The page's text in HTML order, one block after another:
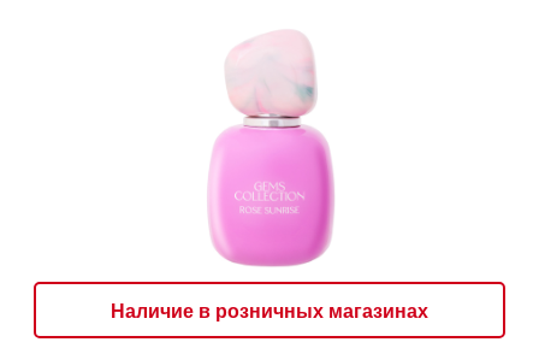
Наличие в розничных магазинах